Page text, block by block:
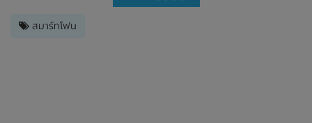
สมาร์ทโฟน